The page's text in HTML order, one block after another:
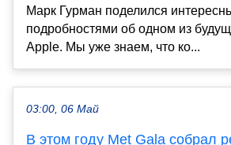
Марк Гурман поделился
подробностями об одном из
Apple. Мы уже знаем, что ко...
03:00, 06 Май
В этом году Met Gala собрал